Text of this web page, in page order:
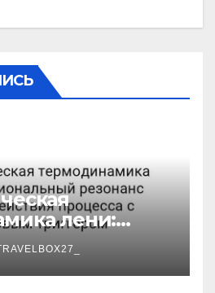
лени:
резонанс
процесса
триггером